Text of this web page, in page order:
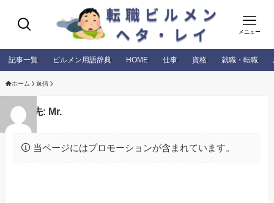
メニュー
記事一覧 ビルメン用語辞典 HOME 仕事 資格 就職・転職
ホーム 返信
返信先: Mr.
当ページにはプロモーションが含まれています。